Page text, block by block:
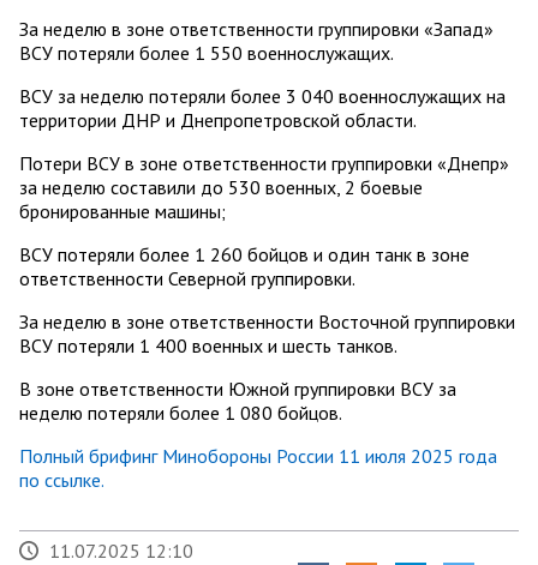
За неделю в зоне ответственности группировки «Запад»
ВСУ потеряли более 1 550 военнослужащих.
ВСУ за неделю потеряли более 3 040 военнослужащих на
территории ДНР и Днепропетровской области.
Потери ВСУ в зоне ответственности группировки «Днепр»
за неделю составили до 530 военных, 2 боевые
бронированные машины;
ВСУ потеряли более 1 260 бойцов и один танк в зоне
ответственности Северной группировки.
За неделю в зоне ответственности Восточной группировки
ВСУ потеряли 1 400 военных и шесть танков.
В зоне ответственности Южной группировки ВСУ за
неделю потеряли более 1 080 бойцов.
Полный брифинг Минобороны России 11 июля 2025 года
по ссылке.
11.07.2025 12:10